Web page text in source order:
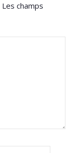
Les champs